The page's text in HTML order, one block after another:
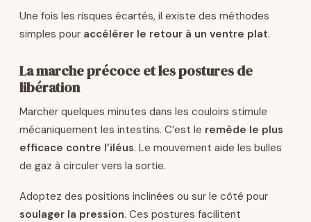
Une fois les risques écartés, il existe des méthodes
simples pour accélérer le retour à un ventre plat.
La marche précoce et les postures de
libération
Marcher quelques minutes dans les couloirs stimule
mécaniquement les intestins. C’est le remède le plus
efficace contre l’iléus. Le mouvement aide les bulles
de gaz à circuler vers la sortie.
Adoptez des positions inclinées ou sur le côté pour
soulager la pression. Ces postures facilitent